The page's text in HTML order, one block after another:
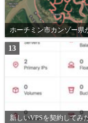
ホーチミン市カンゾー県
13
新しいVPSを契約してみ